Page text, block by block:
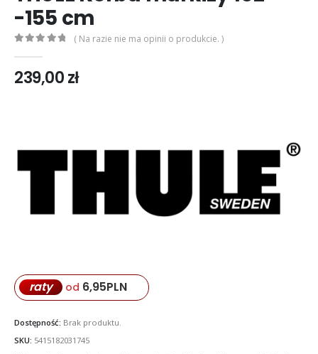
-155 cm
( Na razie nie ma opinii o produkcie. )
239,00zł
raty od 6,95PLN
Dostępność: Brak produktu.
SKU: 5415182031745